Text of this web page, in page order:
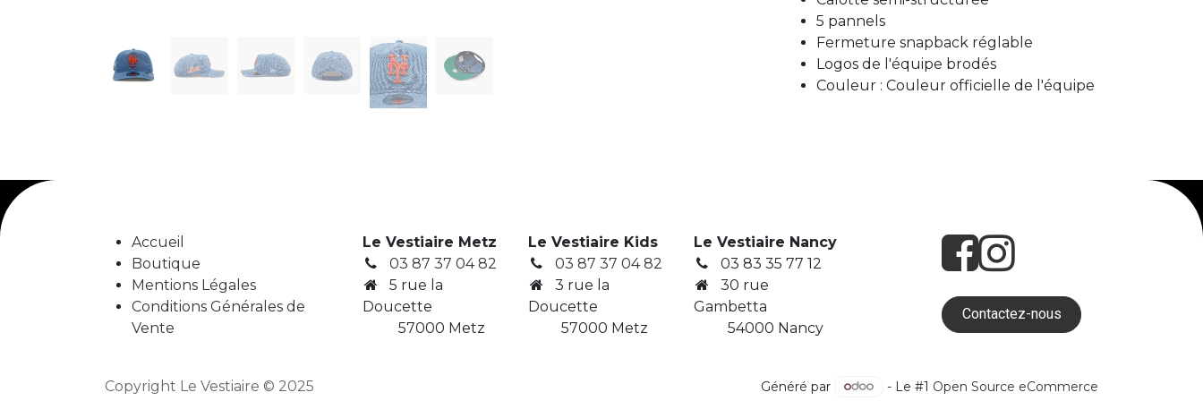
5 pannels
Fermeture snapback réglable
Logos de l'équipe brodés
Couleur : Couleur officielle de l'équipe
Accueil
Boutique
Mentions Légales
Conditions Générales de
Vente
Le Vestiaire Metz
03 87 37 04 82
5 rue la
Doucette
57000 Metz
Le Vestiaire Kids
03 87 37 04 82
3 rue la
Doucette
​ 57000 Metz
Le Vestiaire Nancy
03 83 35 77 12
30 rue
Gambetta
​ 54000 Nancy
Contactez-nous
Copyright Le Vestiaire © 2025 Généré par - Le #1 Open Source eCommerce